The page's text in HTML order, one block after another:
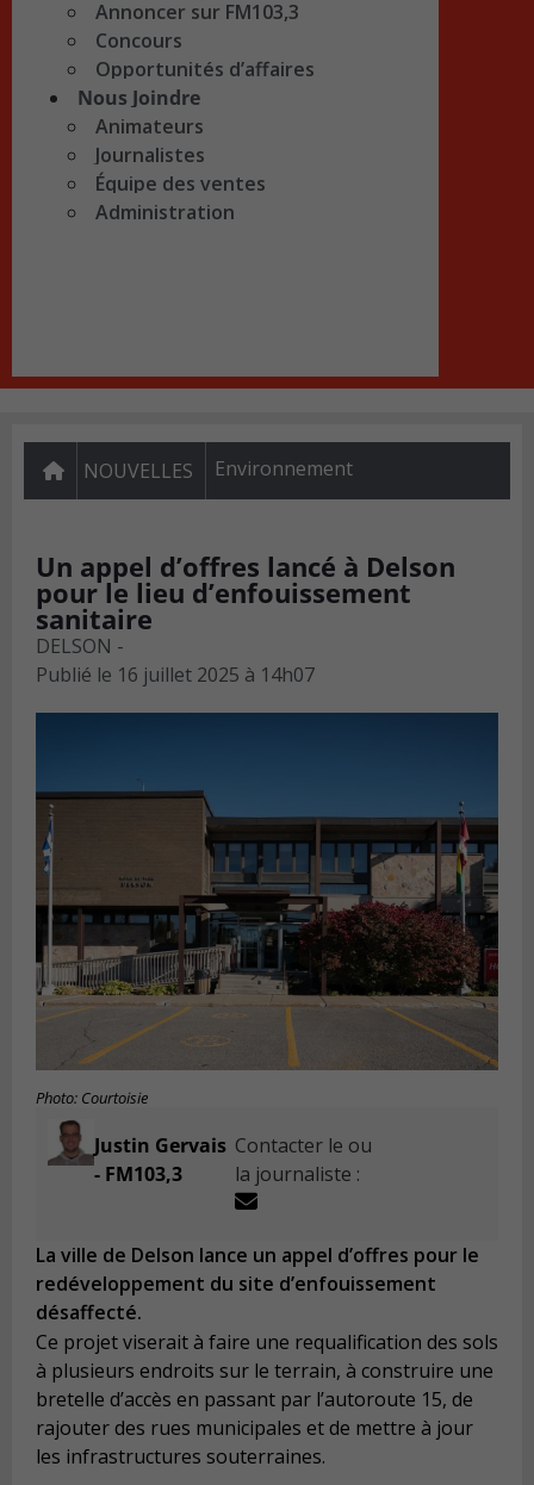
Annoncer sur FM103,3
Concours
Opportunités d’affaires
Nous Joindre
Animateurs
Journalistes
Équipe des ventes
Administration
NOUVELLES Environnement
Un appel d’offres lancé à Delson
pour le lieu d’enfouissement
sanitaire
DELSON -
Publié le 16 juillet 2025 à 14h07
Photo: Courtoisie
Justin Gervais
- FM103,3
Contacter le ou
la journaliste :
La ville de Delson lance un appel d’offres pour le
redéveloppement du site d’enfouissement
désaffecté.
Ce projet viserait à faire une requalification des sols
à plusieurs endroits sur le terrain, à construire une
bretelle d’accès en passant par l’autoroute 15, de
rajouter des rues municipales et de mettre à jour
les infrastructures souterraines.